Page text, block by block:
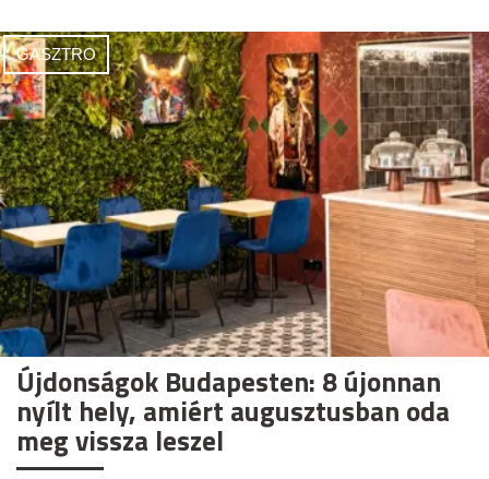
GASZTRO
Újdonságok Budapesten: 8 újonnan
nyílt hely, amiért augusztusban oda
meg vissza leszel